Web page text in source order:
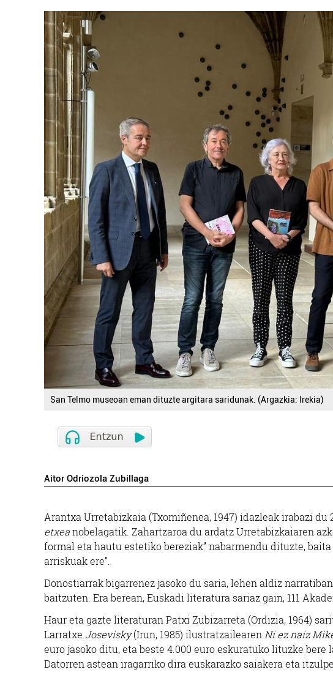
San Telmo museoan eman dituzte argitara saridunak. (Argazkia: Irekia)
Aitor Odriozola Zubillaga
Arantxa Urretabizkaia (Txomiñenea, 1947) idazleak irabazi
etxeanobelagatik. Zahartzaroa du ardatz Urretabizkaiaren
formal eta hautu estetiko bereziak” nabarmendu dituzte,
arriskuak ere”.
Donostiarrak bigarrenez jasoko du saria, lehen aldiz
baitzuten. Era berean, Euskadi literatura sariaz gain, 111
Haur eta gazte literaturan Patxi Zubizarreta (Ordizia, 1964)
Larratxe Josevisky(Irun, 1985) ilustratzailearen Ni ez naiz
euro jasoko ditu, eta beste 4.000 euro eskuratuko lituzke
Datorren astean iragarriko dira euskarazko saiakera eta